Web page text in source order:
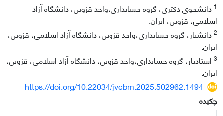
1 دانشجوی دکتری، گروه حسابداری،واحد قزوین، دانشگاه آزاد
اسلامی، قزوین، ایران.
2دانشیار، گروه حسابداری،واحد قزوین، دانشگاه آزاد اسلامی، قزوین،
ایران.
3 استادیار، گروه حسابداری،واحد قزوین، دانشگاه آزاد اسلامی، قزوین،
ایران.
https://doi.org/10.22034/jvcbm.2025.502962.1494
چکیده